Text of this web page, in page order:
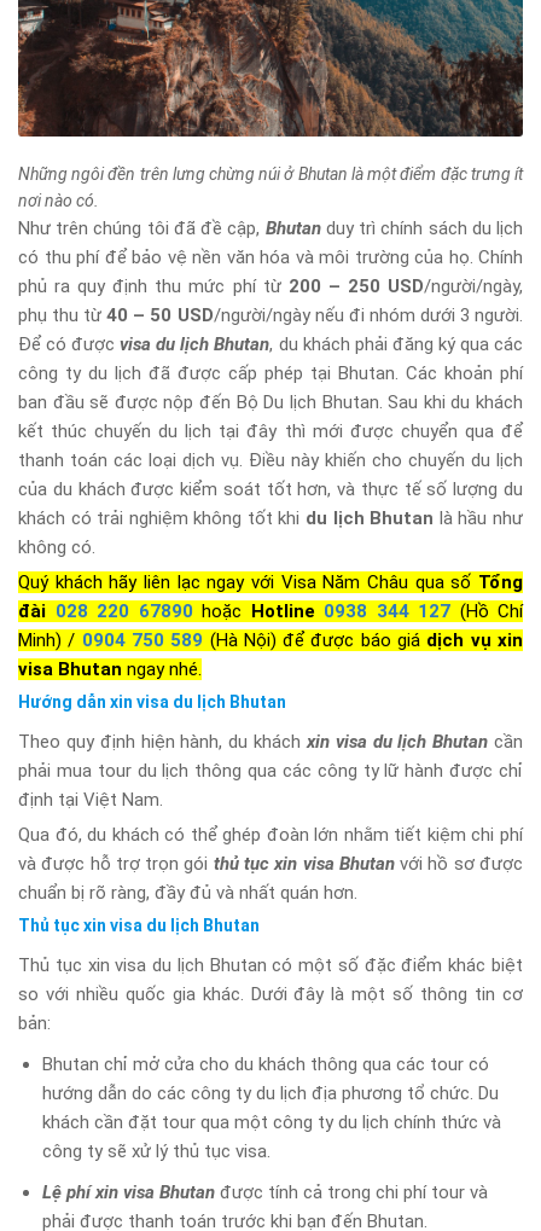
Những ngôi đền trên lưng chừng núi ở Bhutan là một điểm đặc trưng ít
nơi nào có.
Như trên chúng tôi đã đề cập, Bhutan duy trì chính sách du lịch
có thu phí để bảo vệ nền văn hóa và môi trường của họ. Chính
phủ ra quy định thu mức phí từ 200 – 250 USD/người/ngày,
phụ thu từ40 – 50 USD/người/ngày nếu đi nhóm dưới 3 người.
Để có đượcvisa du lịch Bhutan, du khách phải đăng ký qua các
công ty du lịch đã được cấp phép tại Bhutan. Các khoản phí
ban đầu sẽ được nộp đến Bộ Du lịch Bhutan. Sau khi du khách
kết thúc chuyến du lịch tại đây thì mới được chuyển qua để
thanh toán các loại dịch vụ. Điều này khiến cho chuyến du lịch
của du khách được kiểm soát tốt hơn, và thực tế số lượng du
khách có trải nghiệm không tốt khi du lịch Bhutan là hầu như
không có.
Quý khách hãy liên lạc ngay với Visa Năm Châu qua số Tổng
đài 028 220 67890 hoặc Hotline 0938 344 127 (Hồ Chí
Minh) / 0904 750 589 (Hà Nội) để được báo giá dịch vụ xin
visa Bhutan ngay nhé.
Hướng dẫn xin visa du lịch Bhutan
Theo quy định hiện hành, du kháchxin visa du lịch Bhutan cần
phải mua tour du lịch thông qua các công ty lữ hành được chỉ
định tại Việt Nam.
Qua đó, du khách có thể ghép đoàn lớn nhằm tiết kiệm chi phí
và được hỗ trợ trọn gói thủ tục xin visa Bhutanvới hồ sơ được
chuẩn bị rõ ràng, đầy đủ và nhất quán hơn.
Thủ tục xin visa du lịch Bhutan
Thủ tục xin visa du lịch Bhutan có một số đặc điểm khác biệt
so với nhiều quốc gia khác. Dưới đây là một số thông tin cơ
bản:
Bhutan chỉ mở cửa cho du khách thông qua các tour có
hướng dẫn do các công ty du lịch địa phương tổ chức. Du
khách cần đặt tour qua một công ty du lịch chính thức và
công ty sẽ xử lý thủ tục visa.
Lệ phí xin visa Bhutan được tính cả trong chi phí tour và
phải được thanh toán trước khi bạn đến Bhutan.